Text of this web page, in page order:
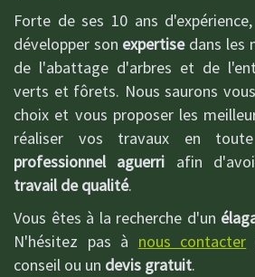
Forte de ses 10 ans
développer son expertisedans les
de l'abattage d'arbres et de
verts et fôrets. Nous saurons
choix et vous proposer les
réaliser vos travaux en
professionnel aguerri afin
travail de qualité.
Vous êtes à la recherche d'un
N'hésitez pas à nous contacter
conseil ou un devis gratuit.